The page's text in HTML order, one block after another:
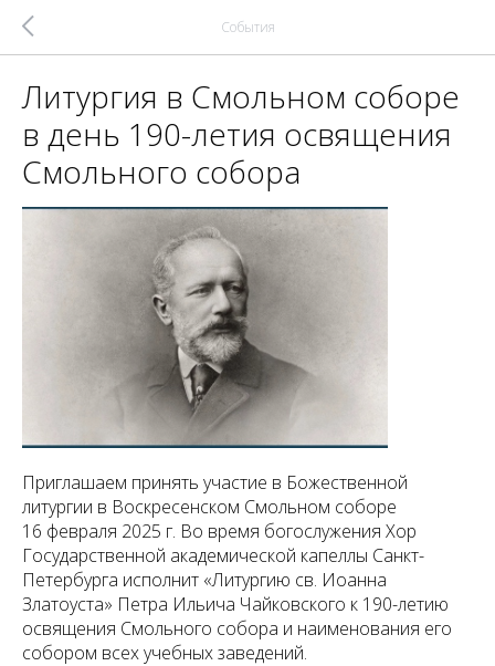
События
Литургия в Смольном соборе
в день 190-летия освящения
Смольного собора
Приглашаем принять участие в Божественной
литургии в Воскресенском Смольном соборе
16 февраля 2025 г. Во время богослужения Хор
Государственной академической капеллы Санкт-
Петербурга исполнит «Литургию св. Иоанна
Златоуста» Петра Ильича Чайковского к 190-летию
освящения Смольного собора и наименования его
собором всех учебных заведений.